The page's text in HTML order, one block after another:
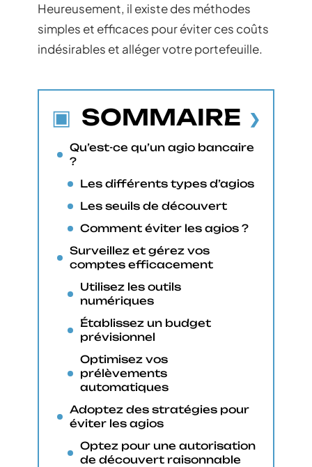
Heureusement, il existe des méthodes
simples et efficaces pour éviter ces coûts
indésirables et alléger votre portefeuille.
SOMMAIRE
Qu’est-ce qu’un agio bancaire
?
Les différents types d’agios
Les seuils de découvert
Comment éviter les agios ?
Surveillez et gérez vos
comptes efficacement
Utilisez les outils
numériques
Établissez un budget
prévisionnel
Optimisez vos
prélèvements
automatiques
Adoptez des stratégies pour
éviter les agios
Optez pour une autorisation
de découvert raisonnable